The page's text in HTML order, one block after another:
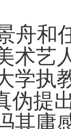
和
术艺
学执
伪提
其庸